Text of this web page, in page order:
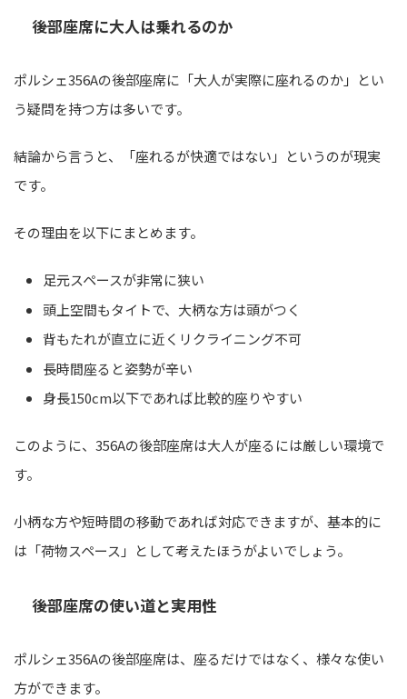
後部座席に大人は乗れるのか
ポルシェ356Aの後部座席に「大人が実際に座れるのか」とい
う疑問を持つ方は多いです。
結論から言うと、「座れるが快適ではない」というのが現実
です。
その理由を以下にまとめます。
足元スペースが非常に狭い
頭上空間もタイトで、大柄な方は頭がつく
背もたれが直立に近くリクライニング不可
長時間座ると姿勢が辛い
身長150cm以下であれば比較的座りやすい
このように、356Aの後部座席は大人が座るには厳しい環境で
す。
小柄な方や短時間の移動であれば対応できますが、基本的に
は「荷物スペース」として考えたほうがよいでしょう。
後部座席の使い道と実用性
ポルシェ356Aの後部座席は、座るだけではなく、様々な使い
方ができます。